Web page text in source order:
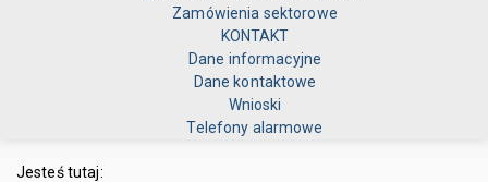
Zamówienia sektorowe
KONTAKT
Dane informacyjne
Dane kontaktowe
Wnioski
Telefony alarmowe
Jesteś tutaj: